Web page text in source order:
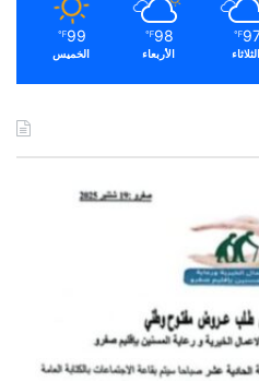
℉
الثلاثاء
98
℉
الأربعاء
99
℉
الخميس